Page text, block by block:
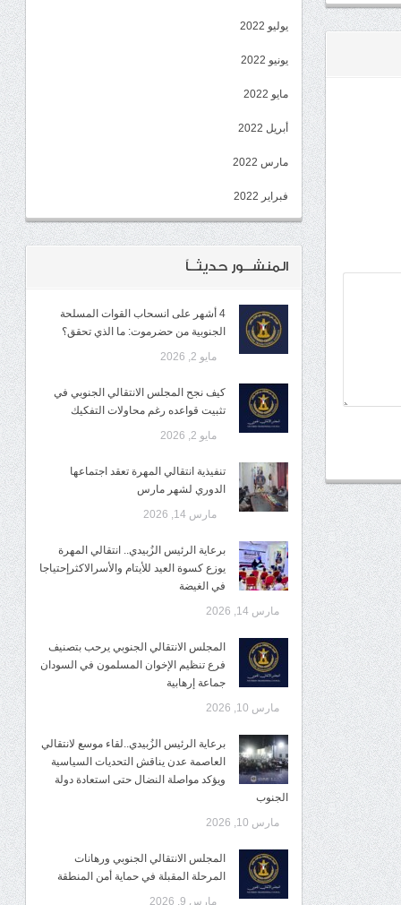
يوليو 2022
يونيو 2022
مايو 2022
أبريل 2022
مارس 2022
فبراير 2022
المنشــور حديثــاً
4 أشهر على انسحاب القوات المسلحة
الجنوبية من حضرموت: ما الذي تحقق؟
مايو 2, 2026
كيف نجح المجلس الانتقالي الجنوبي في
تثبيت قواعده رغم محاولات التفكيك
مايو 2, 2026
تنفيذية انتقالي المهرة تعقد اجتماعها
الدوري لشهر مارس
مارس 14, 2026
برعاية الرئيس الزُبيدي.. انتقالي المهرة
يوزع كسوة العيد للأيتام والأسرالاكثرإحتياجا
في الغيضة
مارس 14, 2026
المجلس الانتقالي الجنوبي يرحب بتصنيف
فرع تنظيم الإخوان المسلمون في السودان
جماعة إرهابية
مارس 10, 2026
برعاية الرئيس الزُبيدي..لقاء موسع لانتقالي
العاصمة عدن يناقش التحديات السياسية
ويؤكد مواصلة النضال حتى استعادة دولة
الجنوب
مارس 10, 2026
المجلس الانتقالي الجنوبي ورهانات
المرحلة المقبلة في حماية أمن المنطقة
مارس 9, 2026